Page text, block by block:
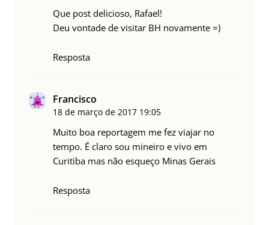
Que post delicioso, Rafael!
Deu vontade de visitar BH novamente =)
Resposta
Francisco
18 de março de 2017 19:05
Muito boa reportagem me fez viajar no
tempo. É claro sou mineiro e vivo em
Curitiba mas não esqueço Minas Gerais
Resposta